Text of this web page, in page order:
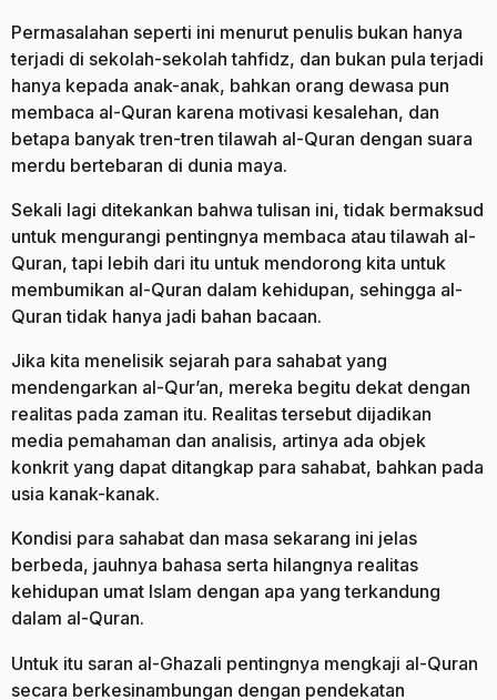
Permasalahan seperti ini menurut penulis bukan hanya
terjadi di sekolah-sekolah tahfidz, dan bukan pula terjadi
hanya kepada anak-anak, bahkan orang dewasa pun
membaca al-Quran karena motivasi kesalehan, dan
betapa banyak tren-tren tilawah al-Quran dengan suara
merdu bertebaran di dunia maya.
Sekali lagi ditekankan bahwa tulisan ini, tidak bermaksud
untuk mengurangi pentingnya membaca atau tilawah al-
Quran, tapi lebih dari itu untuk mendorong kita untuk
membumikan al-Quran dalam kehidupan, sehingga al-
Quran tidak hanya jadi bahan bacaan.
Jika kita menelisik sejarah para sahabat yang
mendengarkan al-Qur’an, mereka begitu dekat dengan
realitas pada zaman itu. Realitas tersebut dijadikan
media pemahaman dan analisis, artinya ada objek
konkrit yang dapat ditangkap para sahabat, bahkan pada
usia kanak-kanak.
Kondisi para sahabat dan masa sekarang ini jelas
berbeda, jauhnya bahasa serta hilangnya realitas
kehidupan umat Islam dengan apa yang terkandung
dalam al-Quran.
Untuk itu saran al-Ghazali pentingnya mengkaji al-Quran
secara berkesinambungan dengan pendekatan